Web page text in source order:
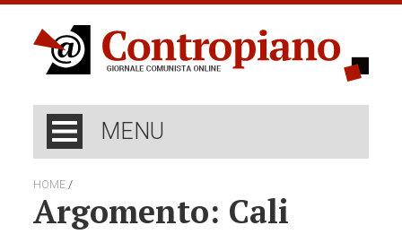
MENU
HOME /
Argomento: Cali